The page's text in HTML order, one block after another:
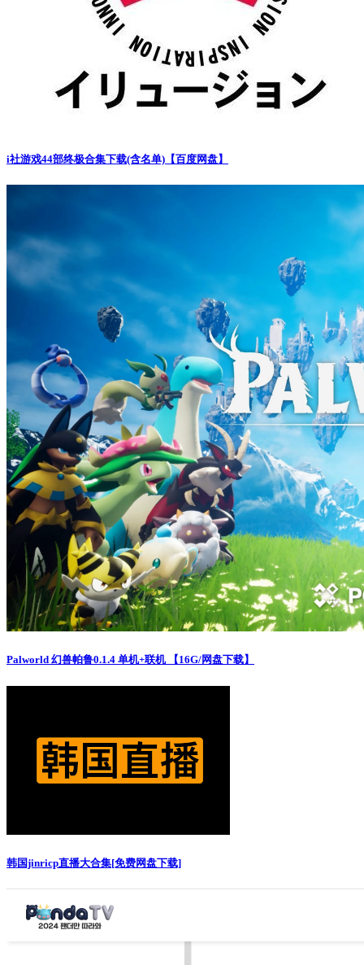
i社游戏44部终极合集下载(含名单)【百度网盘】
Palworld 幻兽帕鲁0.1.4 单机+联机 【16G/网盘下载】
韩国jinricp直播大合集[免费网盘下载]